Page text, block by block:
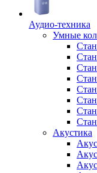
Аудио-техника
Умные
Акустика